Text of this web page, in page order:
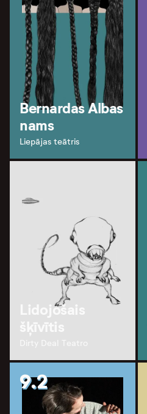
Bernardas Albas
nams
Liepājas teātris
Lidojošais
šķīvītis
Dirty Deal Teatro
9.2